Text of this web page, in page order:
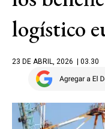
logístico
23 DE ABRIL, 2026 | 03.30